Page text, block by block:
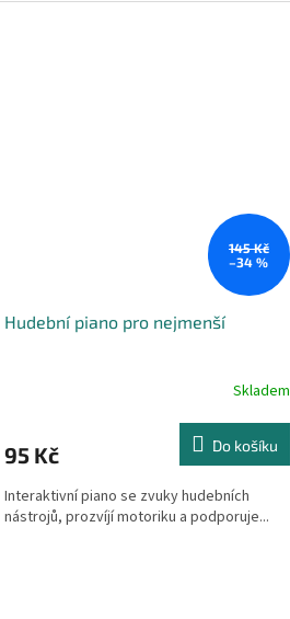
145 Kč
–34 %
Hudební piano pro nejmenší
Skladem
95 Kč Do košíku
Interaktivní piano se zvuky hudebních
nástrojů, prozvíjí motoriku a podporuje...